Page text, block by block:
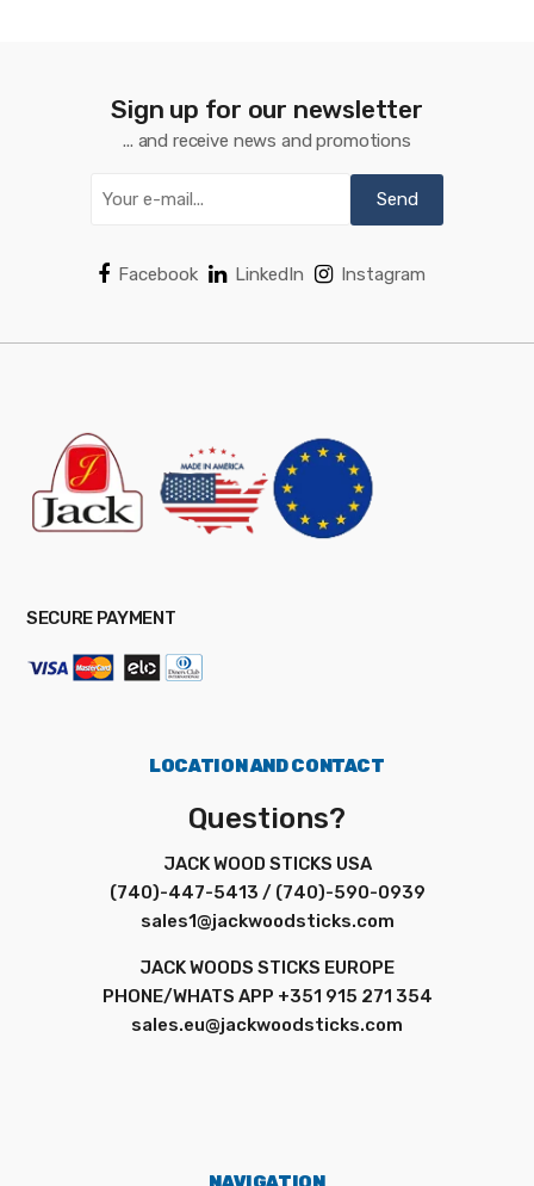
Sign up for our newsletter
... and receive news and promotions
Facebook LinkedIn Instagram
SECURE PAYMENT
LOCATION AND CONTACT
Questions?
JACK WOOD STICKS USA
(740)-447-5413 / (740)-590-0939
sales1@jackwoodsticks.com
JACK WOODS STICKS EUROPE
PHONE/WHATS APP +351 915 271 354
sales.eu@jackwoodsticks.com